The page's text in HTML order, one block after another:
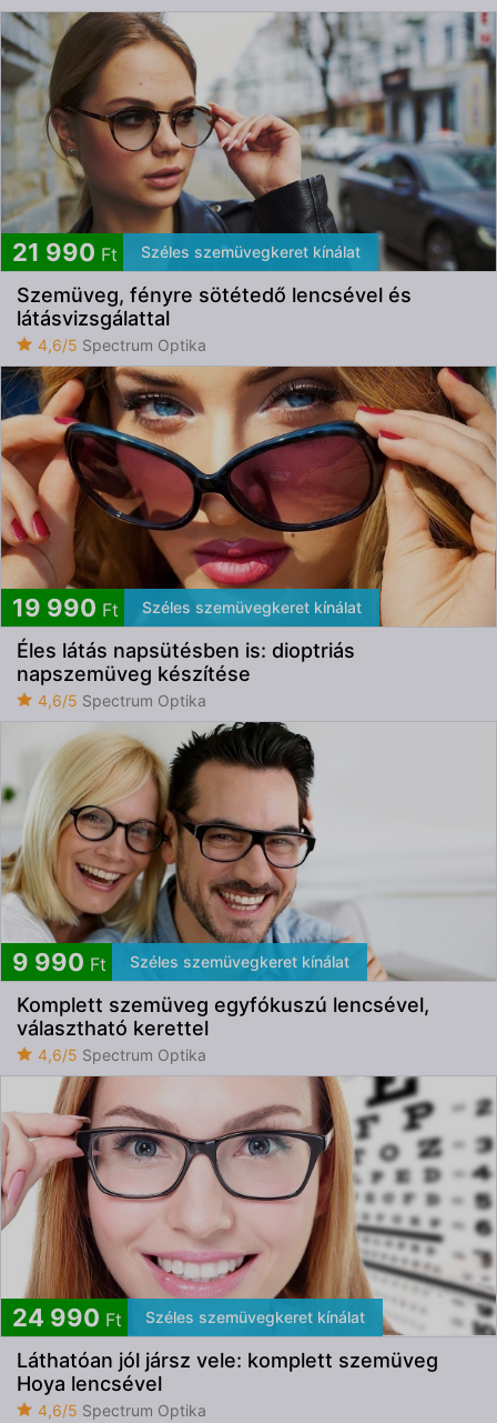
21 990 Ft Széles szemüvegkeret kínálat
Szemüveg, fényre sötétedő lencsével és
látásvizsgálattal
4,6/5 Spectrum Optika
19 990 Ft Széles szemüvegkeret kínálat
Éles látás napsütésben is: dioptriás
napszemüveg készítése
4,6/5 Spectrum Optika
9 990 Ft Széles szemüvegkeret kínálat
Komplett szemüveg egyfókuszú lencsével,
választható kerettel
4,6/5 Spectrum Optika
24 990 Ft Széles szemüvegkeret kínálat
Láthatóan jól jársz vele: komplett szemüveg
Hoya lencsével
4,6/5 Spectrum Optika